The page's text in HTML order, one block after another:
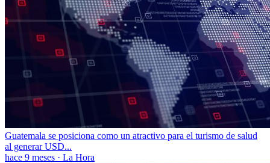
Guatemala se posiciona como un atractivo para el turismo de salud
al generar USD...
hace 9 meses · La Hora